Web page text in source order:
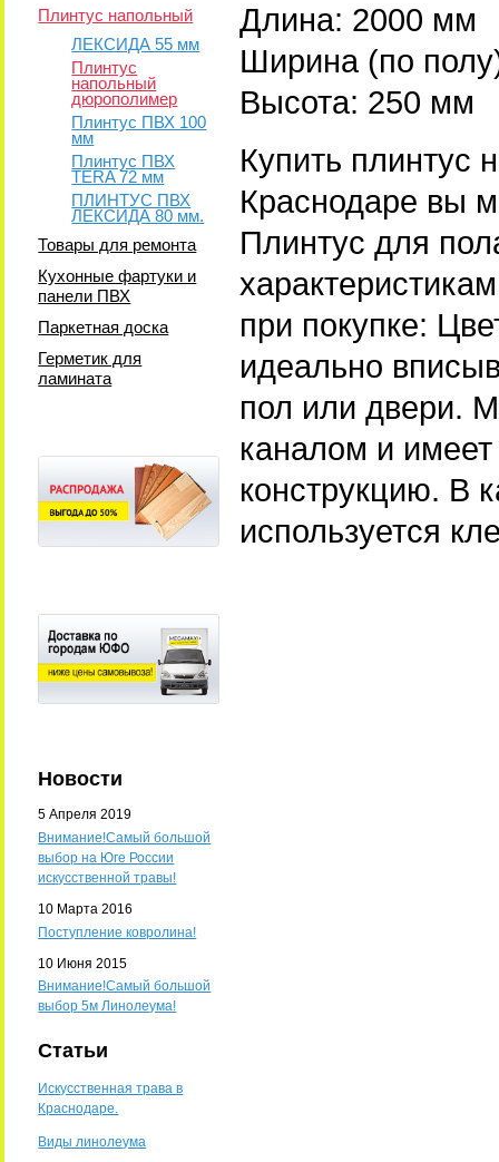
Плинтус напольный
ЛЕКСИДА 55 мм
Плинтус
напольный
дюрополимер
Плинтус ПВХ 100
мм
Плинтус ПВХ
TERA 72 мм
ПЛИНТУС ПВХ
ЛЕКСИДА 80 мм.
Товары для ремонта
Кухонные фартуки и
панели ПВХ
Паркетная доска
Герметик для
ламината
Новости
5 Апреля 2019
Внимание!Самый большой
выбор на Юге России
искусственной травы!
10 Марта 2016
Поступление ковролина!
10 Июня 2015
Внимание!Самый большой
выбор 5м Линолеума!
Статьи
Искусственная трава в
Краснодаре.
Виды линолеума
Длина: 2000 мм
Ширина (по
Высота: 250 мм
Купить плинтус
Краснодаре вы
Плинтус для
при покупке:
идеально
пол или двери.
каналом и
конструкцию. В
используется